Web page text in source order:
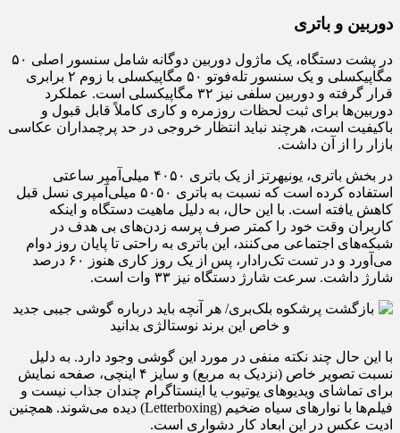
دوربین و باتری
در پشت دستگاه، یک ماژول دوربین دوگانه شامل سنسور اصلی ۵۰
مگاپیکسلی و یک سنسور تله‌فوتو ۵۰ مگاپیکسلی با زوم ۲ برابری
قرار گرفته و دوربین سلفی نیز ۳۲ مگاپیکسلی است. عملکرد
دوربین‌ها برای ثبت لحظات روزمره و کاری کاملاً قابل قبول و
باکیفیت است، هرچند نباید انتظار خروجی در حد پرچمداران عکاسی
بازار را از آن داشت.
در بخش باتری، یونیهرتز از یک باتری ۴۰۵۰ میلی‌آمپر ساعتی
استفاده کرده است که نسبت به باتری ۵۰۵۰ میلی‌آمپری نسل قبل
کاهش یافته است. با این حال، به دلیل ماهیت دستگاه و اینکه
کاربران وقت خود را کمتر صرف پرسه زدن‌های بی هدف در
شبکه‌های اجتماعی می‌کنند، این باتری به راحتی تا پایان روز دوام
می‌آورد و در تست تک‌رادار، پس از یک روز کاری هنوز ۶۰ درصد
شارژ داشت. سرعت شارژ دستگاه نیز ۳۳ وات است.
با این حال چند نکته منفی در مورد این گوشی وجود دارد. به دلیل
نسبت تصویر خاص (نزدیک به مربع) و سایز ۴ اینچی، صفحه نمایش
برای تماشای ویدیوهای یوتیوب یا اینستاگرام چندان جذاب نیست و
فیلم‌ها با نوارهای سیاه ضخیم (Letterboxing) دیده می‌شوند. همچنین
ادیت عکس در این ابعاد کار دشواری است.